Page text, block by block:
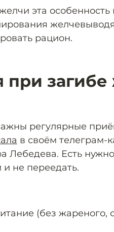
эта особенность
рацион.
при
регулярные
в своём телеграм-
Лебедева. Есть
не переедать.
(без жареного,